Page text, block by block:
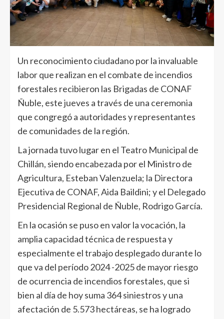
Un reconocimiento ciudadano por la invaluable
labor que realizan en el combate de incendios
forestales recibieron las Brigadas de CONAF
Ñuble, este jueves a través de una ceremonia
que congregó a autoridades y representantes
de comunidades de la región.
La jornada tuvo lugar en el Teatro Municipal de
Chillán, siendo encabezada por el Ministro de
Agricultura, Esteban Valenzuela; la Directora
Ejecutiva de CONAF, Aida Baildini; y el Delegado
Presidencial Regional de Ñuble, Rodrigo García.
En la ocasión se puso en valor la vocación, la
amplia capacidad técnica de respuesta y
especialmente el trabajo desplegado durante lo
que va del período 2024 -2025 de mayor riesgo
de ocurrencia de incendios forestales, que si
bien al día de hoy suma 364 siniestros y una
afectación de 5.573 hectáreas, se ha logrado